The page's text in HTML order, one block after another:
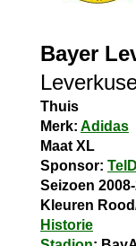
Bayer
Thuis
Merk: Adidas
Maat XL
Sponsor:
Seizoen
Kleuren
Historie